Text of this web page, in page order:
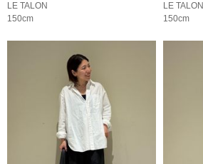
LE TALON
150cm
LE TALON
150cm